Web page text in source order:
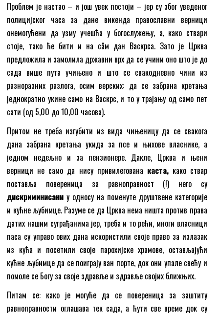
Проблем је настао – и још увек постоји – јер су због уведеног
полицијског часа за дане викенда православни верници
онемогућени да узму учешћа у богослужењу, а, како ствари
стоје, тако ће бити и на сâм дан Васкрса. Зато је Црква
предложила и замолила државни врх да се учини оно што је до
сада више пута учињено и што се свакодневно чини из
разноразних разлога, осим верских: да се забрана кретања
једнократно укине само на Васкрс, и то у трајању од само пет
сати (од 5,00 до 10,00 часова).
Притом не треба изгубити из вида чињеницу да се свакога
дана забрана кретања укида за псе и њихове власнике, а
једном недељно и за пензионере. Дакле, Црква и њени
верници не само да нису привилегована каста,како ствар
поставља повереница за равноправност (!) него су
дискриминисани у односу на поменуте друштвене категорије
и кућне љубимце. Разуме се да Црква нема ништа против права
датих нашим суграђанима јер, треба и то рећи, многи власници
паса су управо ових дана искористили своје право за излазак
из кућа и посетили своје парохијске храмове, остављајући
кућне љубимце да се поиграју ван порте, док они упале свећу и
помоле се Богу за своје здравље и здравље својих ближњих.
Питам се: како је могуће да се повереница за заштиту
равноправности оглашава тек сада, а ћути све време док су